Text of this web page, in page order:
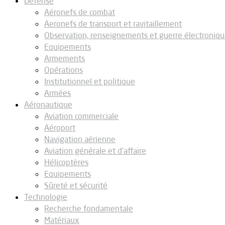
Aéronefs de combat
Aeronefs de transport et ravitaillement
Observation, renseignements et guerre
Equipements
Armements
Opérations
Institutionnel et politique
Armées
Aéronautique
Aviation commerciale
Aéroport
Navigation aérienne
Aviation générale et d’affaire
Hélicoptères
Equipements
Sûreté et sécurité
Technologie
Recherche fondamentale
Matériaux